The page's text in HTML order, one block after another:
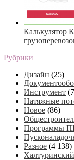
Калькулятор
Рубрики
Дизайн (25)
Инструмент
Натяжные
Новое (86)
Программы
Разное (4 138)